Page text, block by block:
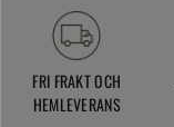
FRI FRAKT OCH
HEMLEVERANS